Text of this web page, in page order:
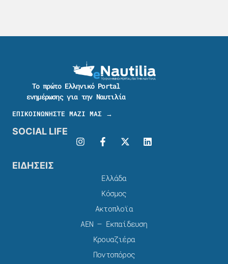
Το πρώτο Ελληνικό Portal
ενημέρωσης για την Ναυτιλία
ΕΠΙΚΟΙΝΩΝΗΣΤΕ ΜΑΖΙ ΜΑΣ →
SOCIAL LIFE
ΕΙΔΗΣΕΙΣ
Ελλάδα
Κόσμος
Ακτοπλοϊα
ΑΕΝ – Εκπαίδευση
Κρουαζιέρα
Ποντοπόρος